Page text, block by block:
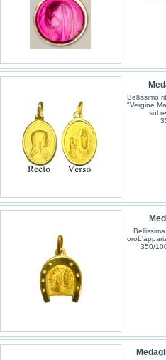
Bellissimo
"Vergine
sul
350/